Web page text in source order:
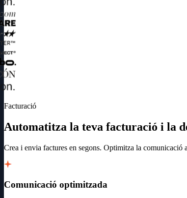
Facturació
Automatitza la teva facturació i la
Crea i envia factures en segons. Optimitza la comunicació
Comunicació optimitzada